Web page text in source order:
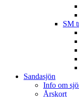
SM
Sandasjön
Info om
Årskort